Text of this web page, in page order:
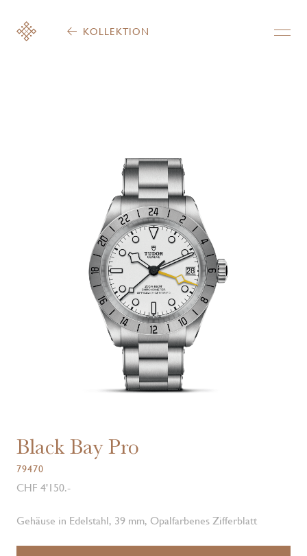
KOLLEKTION
Black Bay Pro
79470
CHF 4'150.-
Gehäuse in Edelstahl, 39 mm, Opalfarbenes Zifferblatt